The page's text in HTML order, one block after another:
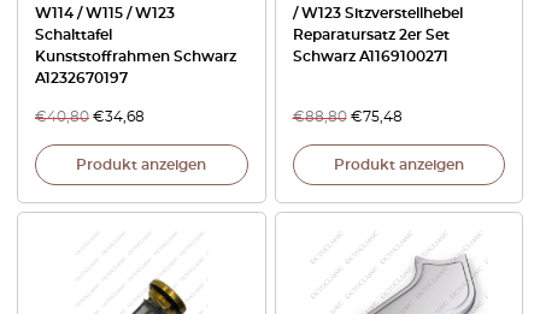
W114 / W115 / W123
Schalttafel
Kunststoffrahmen Schwarz
A1232670197
€40,80 €34,68
Produkt anzeigen
/ W123 Sitzverstellhebel
Reparatursatz 2er Set
Schwarz A1169100271
€88,80 €75,48
Produkt anzeigen